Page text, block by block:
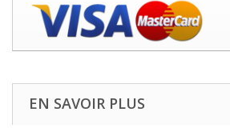
EN SAVOIR PLUS